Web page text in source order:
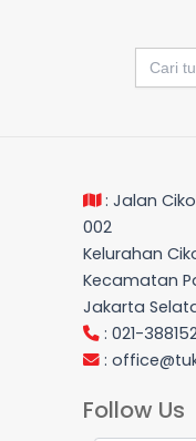
Search
for:
: Jalan
002
Kelurahan
Kecamatan
Jakarta
: 021-
:
Follow Us